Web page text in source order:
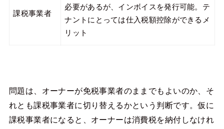
課税事業者
必要があるが、インボイスを発行可能。テ
ナントにとっては仕入税額控除ができるメ
リット
問題は、オーナーが免税事業者のままでもよいのか、そ
れとも課税事業者に切り替えるかという判断です。仮に
課税事業者になると、オーナーは消費税を納付しなけれ